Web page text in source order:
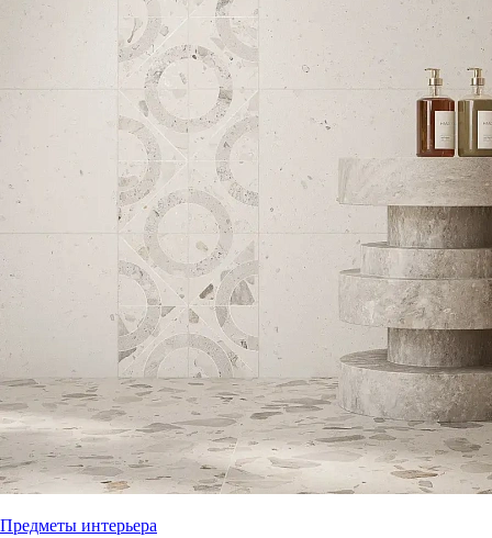
Предметы интерьера